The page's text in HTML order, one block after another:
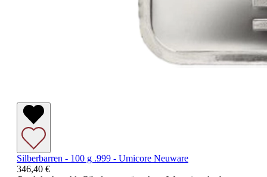
Silberbarren - 100 g .999 - Umicore Neuware
346,40 €